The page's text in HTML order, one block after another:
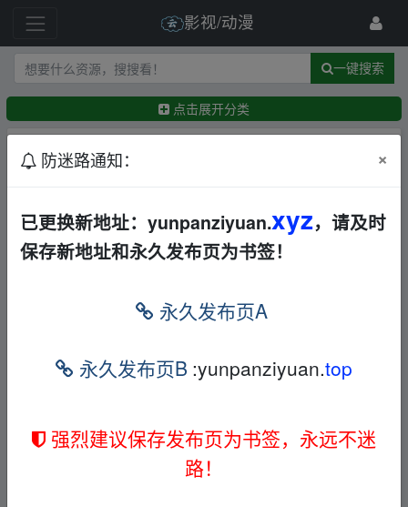
影视/动漫
一键搜索
点击展开分类
最新 精华
B] 华语 香港 其他 喜剧 爱情 动作 犯罪
恐怖
其他
夸克
​【菲律宾恐怖故事17(2025)】【1080P超清】【中
英字幕】【剧情/恐怖】 其他 恐怖
【电影】【泰】鬼影（2004年，泰国十大恐怖片之
【恶魔之口】(2026)【中英字幕】【BD1080P】
【类型：惊悚/恐怖】
防迷路通知： ×
已更换新地址：yunpanziyuan.xyz，请及时
保存新地址和永久发布页为书签！
永久发布页A
永久发布页B :yunpanziyuan.top
强烈建议保存发布页为书签，永远不迷
路！